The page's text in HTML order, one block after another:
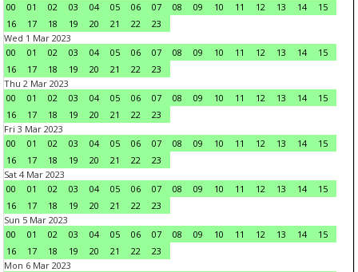
00
01 02 03 04 05 06 07 08 09 10 11 12 13 14
15
16
17 18 19 20 21 22
23
Wed 1 Mar 2023
00
01 02 03 04 05 06 07 08 09 10 11 12 13 14
15
16
17 18 19 20 21 22
23
Thu 2 Mar 2023
00
01 02 03 04 05 06 07 08 09 10 11 12 13 14
15
16
17 18 19 20 21 22
23
Fri 3 Mar 2023
00
01 02 03 04 05 06 07 08 09 10 11 12 13 14
15
16
17 18 19 20 21 22
23
Sat 4 Mar 2023
00
01 02 03 04 05 06 07 08 09 10 11 12 13 14
15
16
17 18 19 20 21 22
23
Sun 5 Mar 2023
00
01 02 03 04 05 06 07 08 09 10 11 12 13 14
15
16
17 18 19 20 21 22
23
Mon 6 Mar 2023